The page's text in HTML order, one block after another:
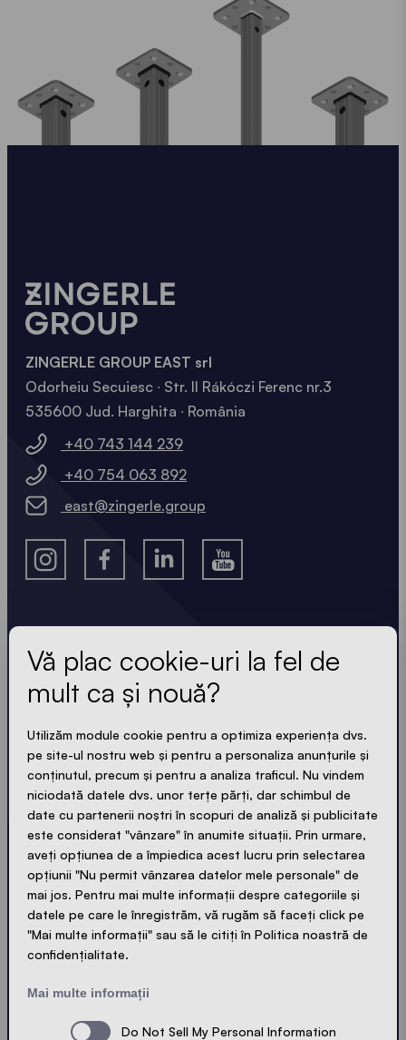
Aflați ultimele noutăți.
Întotdeauna la zi. Fără spam! Scurt, clar și compact.
ACCEPTAREA CONFIDENȚIALITĂȚII
Trimitere
LOADING - LOADING - LOADING - LOADING -
Imprint
Cookies
ZINGERLE GROUP EAST srl
Odorheiu Secuiesc ∙ Str. II Rákóczi Ferenc nr.3
535600 Jud. Harghita ∙ România
+40 743 144 239
+40 754 063 892
east@zingerle.group
Vă plac cookie-uri la fel de
mult ca și nouă?
Utilizăm module cookie pentru a optimiza experiența dvs.
pe site-ul nostru web și pentru a personaliza anunțurile și
conținutul, precum și pentru a analiza traficul. Nu vindem
niciodată datele dvs. unor terțe părți, dar schimbul de
date cu partenerii noștri în scopuri de analiză și publicitate
este considerat "vânzare" în anumite situații. Prin urmare,
aveți opțiunea de a împiedica acest lucru prin selectarea
opțiunii "Nu permit vânzarea datelor mele personale" de
mai jos. Pentru mai multe informații despre categoriile și
datele pe care le înregistrăm, vă rugăm să faceți click pe
"Mai multe informații" sau să le citiți în Politica noastră de
confidențialitate.
Mai multe informații
Do Not Sell My Personal Information